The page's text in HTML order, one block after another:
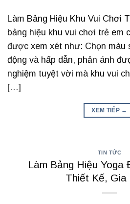
Làm Bảng Hiệu Khu Vui Chơi
bảng hiệu khu vui chơi trẻ em
được xem xét như: Chọn màu
động và hấp dẫn, phản ánh
nghiệm tuyệt vời mà khu vui
[…]
XEM TIẾP →
TIN TỨC
Làm Bảng Hiệu Yoga
Thiết Kế, Gia